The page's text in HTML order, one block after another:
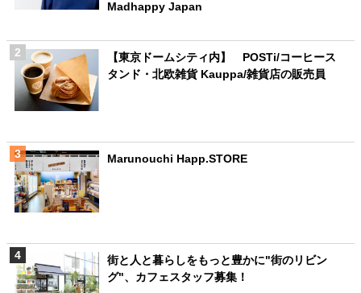
Madhappy Japan
【東京ドームシティ内】 POSTi/コーヒース
タンド・北欧雑貨 Kauppa/雑貨店の販売員
Marunouchi Happ.STORE
街と人と暮らしをもっと豊かに"街のリビン
グ"、カフェスタッフ募集！